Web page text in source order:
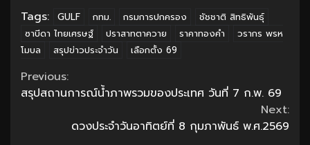
Tags: GULF กทม. กรมการปกครอง
ชัชชาติ สิทธิพันธุ์
ซาบีดา ไทยเศรษฐ์
ปราสาทตาควาย ราคาทองคำ
วรากร พรห
โมบล
สรุปข่าวประจำวัน เลือกตั้ง 69
Continue
Reading
Previous:
สรุปสถานการณ์น้ำภาพรวมของประเทศ วันที่ 7 ก.พ. 69
Next:
ดวงประจำวันอาทิตย์ที่ 8 กุมภาพันธ์ พ.ศ.2569